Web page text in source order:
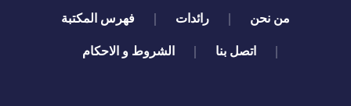
quick links
من نحن رائدات
فهرس المكتبة
اتصل بنا
الشروط و الاحكام